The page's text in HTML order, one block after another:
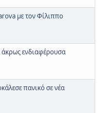
με τον Φίλιππο
ενδιαφέρουσα
πανικό σε νέα